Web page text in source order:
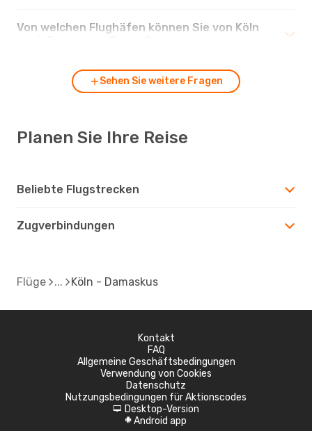
Von welchen Flughäfen können Sie von Köln
Sehen Sie weitere Fragen
Planen Sie Ihre Reise
Beliebte Flugstrecken
Zugverbindungen
Flüge Köln - Damaskus
Kontakt
FAQ
Allgemeine Geschäftsbedingungen
Verwendung von Cookies
Datenschutz
Nutzungsbedingungen für Aktionscodes
d Desktop-Version
A Android app